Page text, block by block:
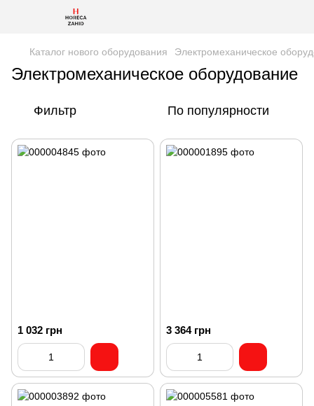
Каталог нового оборудования Электромеханическое
Электромеханическое оборудование
Фильтр По популярности
1 032 грн 3 364 грн